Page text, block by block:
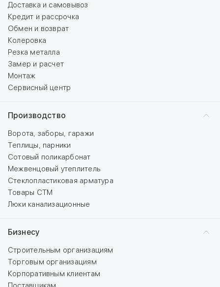
Доставка и самовывоз
Кредит и рассрочка
Обмен и возврат
Колеровка
Резка металла
Замер и расчет
Монтаж
Сервисный центр
Производство
Ворота, заборы, гаражи
Теплицы, парники
Сотовый поликарбонат
Межвенцовый утеплитель
Стеклопластиковая арматура
Товары СТМ
Люки канализационные
Бизнесу
Строительным организациям
Торговым организациям
Корпоративным клиентам